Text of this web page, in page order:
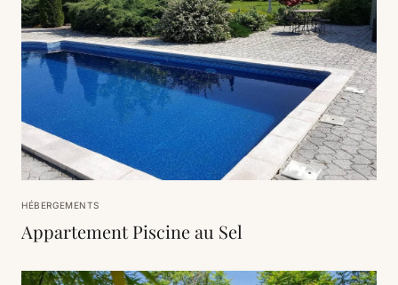
HÉBERGEMENTS
Appartement Piscine au Sel